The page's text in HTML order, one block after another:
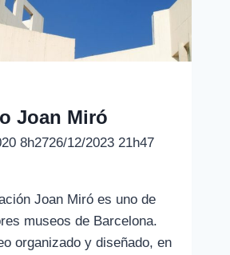
Joan Miró
8h2726/12/2023 21h47
Joan Miró es uno de
museos de Barcelona.
organizado y diseñado, en